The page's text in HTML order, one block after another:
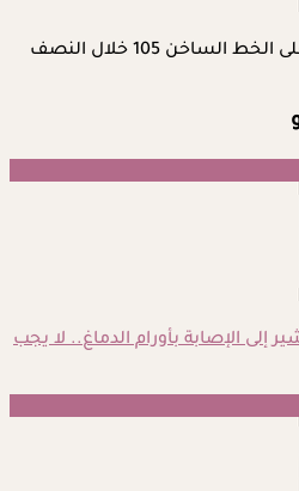
الصحة: ارتفاع الإقبال على الخط الساخن 105 خلال النصف
إلى الإصابة بأورام الدماغ.. لا يجب